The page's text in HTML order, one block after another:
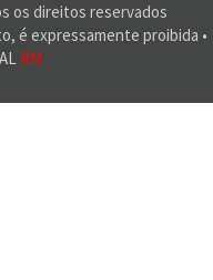
os direitos reservados
é expressamente proibida •
RM